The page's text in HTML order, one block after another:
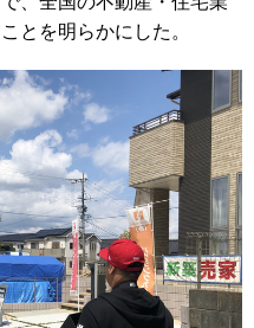
とを明らかにした。